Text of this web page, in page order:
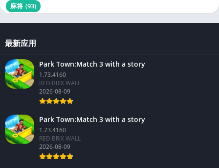
麻将 (93)
最新应用
Park Town:Match 3 with a story
1.73.4160
RED BRIX WALL
2026-08-09
Park Town:Match 3 with a story
1.73.4160
RED BRIX WALL
2026-08-09